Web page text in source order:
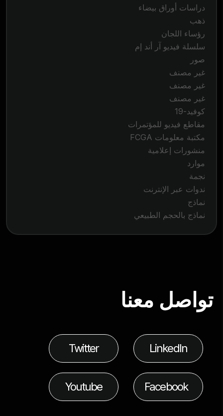
دراسات أوراق بيضاء
ذهب
رؤساء اللجان
سلسلة فيديو آر أند إم
صور
غير مصنف
غير مصنف
غير مصنف
كوفيد-19
مقاطع فيديو للمؤتمرات
مكتبة معلومات FCGA
منشورات إعلامية
موارد
نجمة
ندوات عبر الإنترنت
نماذج
نماذج بالحجم الطبيعي
تواصل معنا
LinkedIn
Twitter
Facebook
Youtube